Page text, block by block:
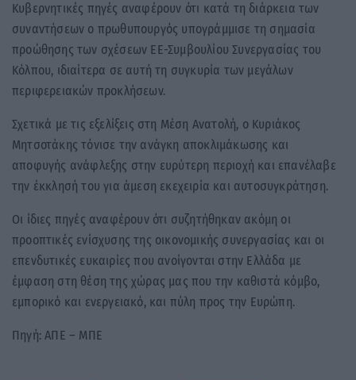
Κυβερνητικές πηγές αναφέρουν ότι κατά τη διάρκεια των
συναντήσεων ο πρωθυπουργός υπογράμμισε τη σημασία
προώθησης των σχέσεων ΕΕ-Συμβουλίου Συνεργασίας του
Κόλπου, ιδιαίτερα σε αυτή τη συγκυρία των μεγάλων
περιφερειακών προκλήσεων.
Σχετικά με τις εξελίξεις στη Μέση Ανατολή, ο Κυριάκος
Μητσοτάκης τόνισε την ανάγκη αποκλιμάκωσης και
αποφυγής ανάφλεξης στην ευρύτερη περιοχή και επανέλαβε
την έκκλησή του για άμεση εκεχειρία και αυτοσυγκράτηση.
Οι ίδιες πηγές αναφέρουν ότι συζητήθηκαν ακόμη οι
προοπτικές ενίσχυσης της οικονομικής συνεργασίας και οι
επενδυτικές ευκαιρίες που ανοίγονται στην Ελλάδα με
έμφαση στη θέση της χώρας μας που την καθιστά κόμβο,
εμπορικό και ενεργειακό, και πύλη προς την Ευρώπη.
Πηγή: ΑΠΕ – ΜΠΕ